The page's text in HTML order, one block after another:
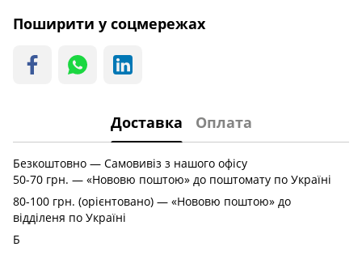
Поширити у соцмережах
Доставка Оплата
Безкоштовно — Самовивіз з нашого офісу
50-70 грн. — «Нововю поштою» до поштомату по Україні
80-100 грн. (орієнтовано) — «Нововю поштою» до
відділеня по Україні
Б